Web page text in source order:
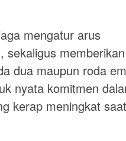
mengatur arus
sekaligus memberikan
dua maupun roda
nyata komitmen
kerap meningkat saat